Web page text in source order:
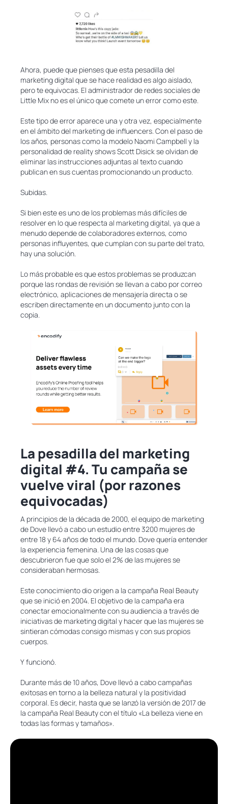
Ahora, puede que pienses que esta pesadilla del
marketing digital que se hace realidad es algo aislado,
pero te equivocas. El administrador de redes sociales de
Little Mix no es el único que comete un error como este.
Este tipo de error aparece una y otra vez, especialmente
en el ámbito del marketing de influencers. Con el paso de
los años, personas como la modelo Naomi Campbell y la
personalidad de reality shows Scott Disick se olvidan de
eliminar las instrucciones adjuntas al texto cuando
publican en sus cuentas promocionando un producto.
Subidas.
Si bien este es uno de los problemas más difíciles de
resolver en lo que respecta al marketing digital, ya que a
menudo depende de colaboradores externos, como
personas influyentes, que cumplan con su parte del trato,
hay una solución.
Lo más probable es que estos problemas se produzcan
porque las rondas de revisión se llevan a cabo por correo
electrónico, aplicaciones de mensajería directa o se
escriben directamente en un documento junto con la
copia.
La pesadilla del marketing
digital #4. Tu campaña se
vuelve viral (por razones
equivocadas)
A principios de la década de 2000, el equipo de marketing
de Dove llevó a cabo un estudio entre 3200 mujeres de
entre 18 y 64 años de todo el mundo. Dove quería entender
la experiencia femenina. Una de las cosas que
descubrieron fue que solo el 2% de las mujeres se
consideraban hermosas.
Este conocimiento dio origen a la campaña Real Beauty
que se inició en 2004. El objetivo de la campaña era
conectar emocionalmente con su audiencia a través de
iniciativas de marketing digital y hacer que las mujeres se
sintieran cómodas consigo mismas y con sus propios
cuerpos.
Y funcionó.
Durante más de 10 años, Dove llevó a cabo campañas
exitosas en torno a la belleza natural y la positividad
corporal. Es decir, hasta que se lanzó la versión de 2017 de
la campaña Real Beauty con el título «La belleza viene en
todas las formas y tamaños».